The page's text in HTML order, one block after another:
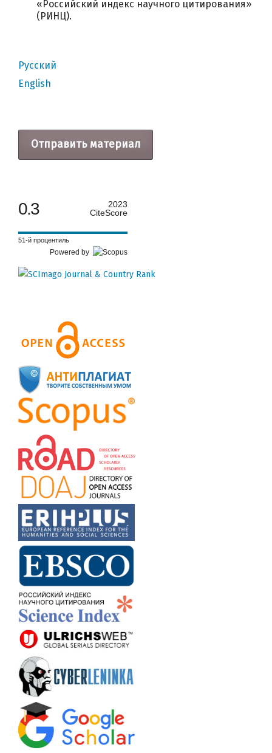
«Российский индекс научного цитирования»
(РИНЦ).
Русский
English
Отправить материал
0.3
2023
CiteScore
51-й процентиль
Powered by